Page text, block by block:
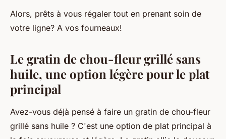
Alors, prêts à vous régaler tout en prenant soin de
votre ligne? A vos fourneaux!
Le gratin de chou-fleur grillé sans
huile, une option légère pour le plat
principal
Avez-vous déjà pensé à faire un gratin de chou-fleur
grillé sans huile ? C'est une option de plat principal à